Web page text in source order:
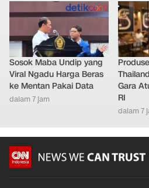
Sosok Maba Undip yang
Viral Ngadu Harga Beras
ke Mentan Pakai Data
dalam 7 jam
Gara
RI
dalam 7